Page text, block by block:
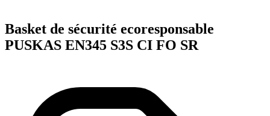
Basket de sécurité ecoresponsable
PUSKAS EN345 S3S CI FO SR